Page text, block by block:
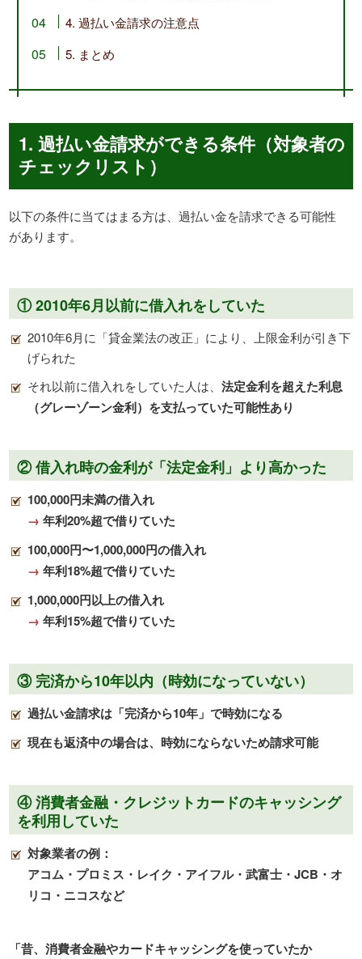
4. 過払い金請求の注意点
5. まとめ
1. 過払い金請求ができる条件（対象者の
チェックリスト）
以下の条件に当てはまる方は、過払い金を請求できる可能性
があります。
① 2010年6月以前に借入れをしていた
2010年6月に「貸金業法の改正」により、上限金利が引き下
げられた
それ以前に借入れをしていた人は、 法定金利を超えた利息
（グレーゾーン金利）を支払っていた可能性あり
② 借入れ時の金利が「法定金利」より高かった
100,000円未満の借入れ
→ 年利20%超で借りていた
100,000円〜1,000,000円の借入れ
→ 年利18%超で借りていた
1,000,000円以上の借入れ
→ 年利15%超で借りていた
③ 完済から10年以内（時効になっていない）
過払い金請求は「完済から10年」で時効になる
現在も返済中の場合は、時効にならないため請求可能
④ 消費者金融・クレジットカードのキャッシング
を利用していた
対象業者の例：
アコム・プロミス・レイク・アイフル・武富士・JCB・オ
リコ・ニコスなど
「昔、消費者金融やカードキャッシングを使っていたか